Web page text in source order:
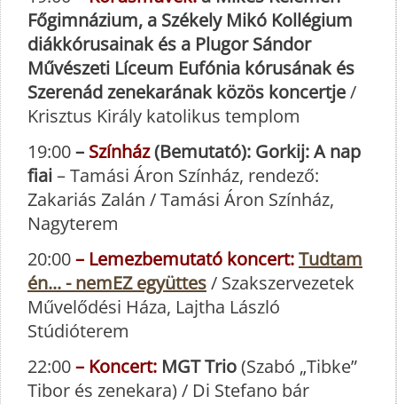
Főgimnázium, a Székely Mikó Kollégium
diákkórusainak és a Plugor Sándor
Művészeti Líceum Eufónia kórusának és
Szerenád zenekarának közös koncertje/
Krisztus Király katolikus templom
19:00– Színház(Bemutató): Gorkij: A nap
fiai– Tamási Áron Színház, rendező:
Zakariás Zalán / Tamási Áron Színház,
Nagyterem
20:00– Lemezbemutató koncert:Tudtam
én... - nemEZ együttes/ Szakszervezetek
Művelődési Háza, Lajtha László
Stúdióterem
22:00– Koncert: MGT Trio(Szabó „Tibke”
Tibor és zenekara) / Di Stefano bár